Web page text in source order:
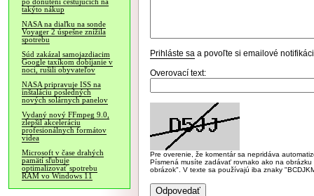
po donútení cestujúcich na
takýto nákup
NASA na diaľku na sonde
Voyager 2 úspešne znížila
spotrebu
Súd zakázal samojazdiacim
Google taxíkom dobíjanie v
noci, rušili obyvateľov
NASA pripravuje ISS na
inštaláciu posledných
nových solárnych panelov
Vydaný nový FFmpeg 9.0,
zlepšil akceleráciu
profesionálnych formátov
videa
Microsoft v čase drahých
pamätí sľubuje
optimalizovať spotrebu
RAM vo Windows 11
Prihláste sa a povoľte si emailové
Overovací text:
Pre overenie, že komentár sa nepridáva
Písmená musíte zadávať rovnako ako na
obrázok". V texte sa používajú iba znaky